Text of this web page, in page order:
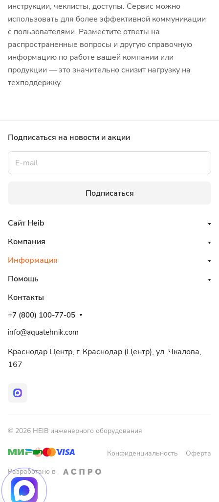
инструкции, чеклисты, доступы. Сервис можно
использовать для более эффективной коммуникации
с пользователями. Разместите ответы на
распространенные вопросы и другую справочную
информацию по работе вашей компании или
продукции — это значительно снизит нагрузку на
техподдержку.
Подписаться на новости и акции
Подписаться
Сайт Heib
Компания
Информация
Помощь
Контакты
+7 (800) 100-77-05
info@aquatehnik.com
Краснодар Центр, г. Краснодар (Центр), ул. Чкалова,
167
© 2026 HEIB инженерного оборудования
Конфиденциальность
Оферта
Разработано в